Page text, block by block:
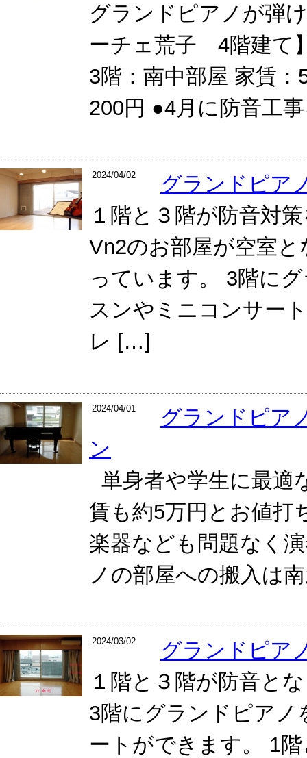
グランドピアノが弾
ーチェ荒子 4階建て
3階：南中部屋 家賃
200円 ●4月に防音工
2024/04/02
グランドピア
１階と３階が防音対
Vn2のお部屋が空室
っています。 3階に
スンやミニコンサー
レ […]
2024/04/01
グランドピア
ン
単身者や学生に最適
賃も約5万円とお値打
楽器なども問題なく
ノの部屋への搬入は
2024/03/02
グランドピア
１階と３階が防音と
3階にグランドピア
ートができます。 1